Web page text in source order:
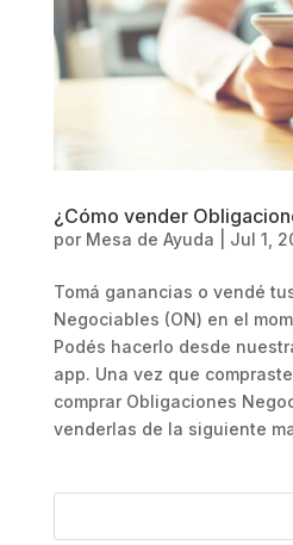
¿Cómo vender
por Mesa de Ayuda Jul 1,
Tomá ganancias o vendé
Negociables (ON) en el
Podés hacerlo desde
app. Una vez que
comprar Obligaciones
venderlas de la siguiente